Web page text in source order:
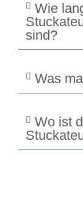
Wie
sind?
Was
Wo ist